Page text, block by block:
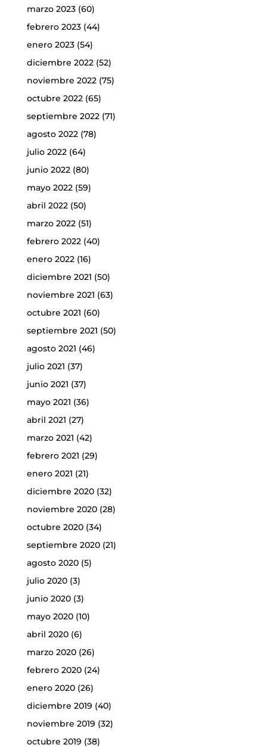
marzo 2023(60)
febrero 2023(44)
enero 2023(54)
diciembre 2022(52)
noviembre 2022(75)
octubre 2022(65)
septiembre 2022(71)
agosto 2022(78)
julio 2022(64)
junio 2022(80)
mayo 2022(59)
abril 2022(50)
marzo 2022(51)
febrero 2022(40)
enero 2022(16)
diciembre 2021 (50)
noviembre 2021 (63)
octubre 2021 (60)
septiembre 2021 (50)
agosto 2021 (46)
julio 2021 (37)
junio 2021 (37)
mayo 2021 (36)
abril 2021 (27)
marzo 2021 (42)
febrero 2021 (29)
enero 2021 (21)
diciembre 2020(32)
noviembre 2020(28)
octubre 2020(34)
septiembre 2020(21)
agosto 2020(5)
julio 2020(3)
junio 2020(3)
mayo 2020(10)
abril 2020(6)
marzo 2020(26)
febrero 2020(24)
enero 2020(26)
diciembre 2019 (40)
noviembre 2019 (32)
octubre 2019 (38)